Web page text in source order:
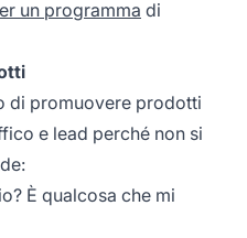
un programma di
di promuovere prodotti
e lead perché non si
È qualcosa che mi